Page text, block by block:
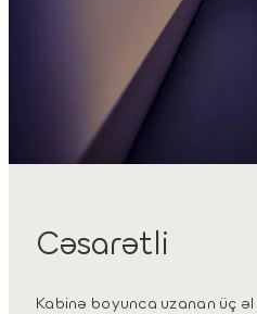
Cəsarətli
Kabinə boyunca uzanan üç